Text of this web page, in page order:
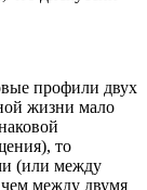
профили двух
жизни мало
то
(или между
чем между двумя